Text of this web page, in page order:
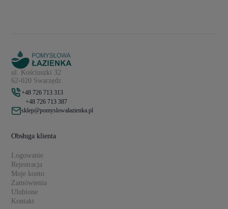
ul. Kościuszki 32
62-020 Swarzędz
+48 726 713 313
+48 726 713 387
sklep@pomyslowalazienka.pl
Obsługa klienta
Logowanie
Rejestracja
Moje konto
Zamówienia
Ulubione
Kontakt